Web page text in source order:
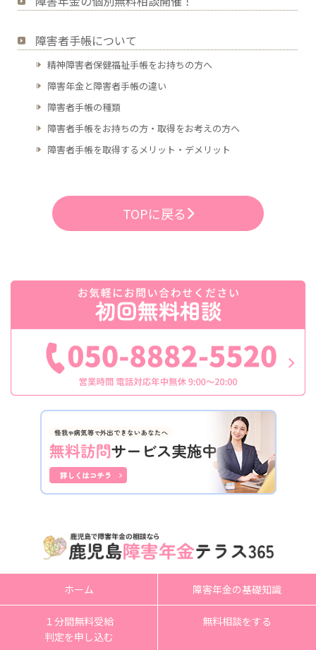
障害者手帳について
精神障害者保健福祉手帳をお持ちの方へ
障害年金と障害者手帳の違い
障害者手帳の種類
障害者手帳をお持ちの方・取得をお考えの方へ
障害者手帳を取得するメリット・デメリット
TOPに戻る
ホーム 障害年金の基礎知識
１分間無料受給
判定を申し込む
無料相談をする